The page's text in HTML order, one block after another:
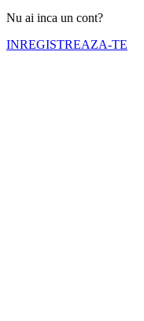
Nu ai inca un cont?
INREGISTREAZA-TE